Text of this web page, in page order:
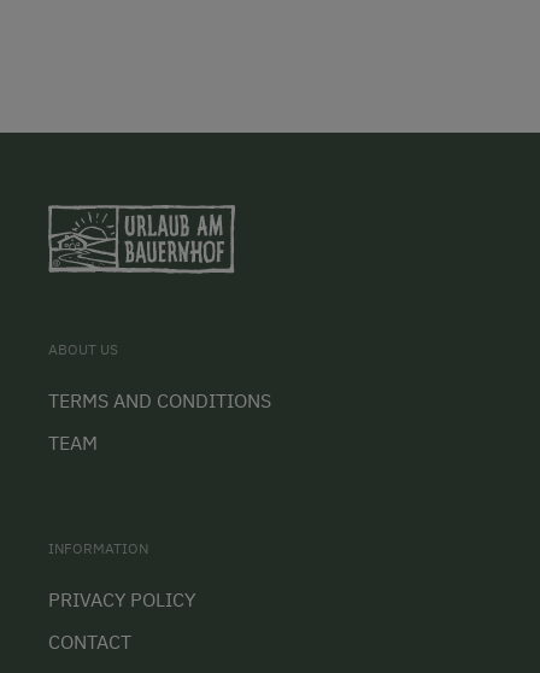
ABOUT US
TERMS AND CONDITIONS
TEAM
INFORMATION
PRIVACY POLICY
CONTACT